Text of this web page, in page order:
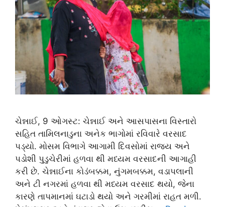
ચેન્નાઈ, 9 ઓગસ્ટ: ચેન્નાઈ અને આસપાસના વિસ્તારો
સહિત તામિલનાડુના અનેક ભાગોમાં રવિવારે વરસાદ
પડ્યો. મોસમ વિભાગે આગામી દિવસોમાં રાજ્ય અને
પડોશી પુડુચેરીમાં હળવા થી મધ્યમ વરસાદની આગાહી
કરી છે. ચેન્નાઈના કોડંબક્કમ, નુંગમબક્કમ, વડાપલાની
અને ટી નગરમાં હળવા થી મધ્યમ વરસાદ થયો, જેના
કારણે તાપમાનમાં ઘટાડો થયો અને ગરમીમાં રાહત મળી.